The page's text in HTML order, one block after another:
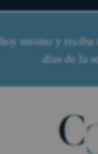
hoy mismo y reciba
días de la